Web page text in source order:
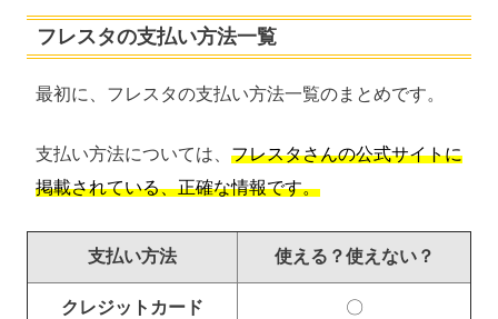
フレスタの支払い方法一覧
最初に、フレスタの支払い方法一覧のまとめです。
支払い方法については、 フレスタさんの公式サイトに
掲載されている、正確な情報です。
支払い方法 使える？使えない？
クレジットカード 〇